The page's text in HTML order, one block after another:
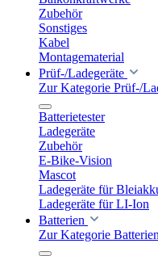
Zubehör
Sonstiges
Kabel
Montagematerial
Prüf-/Ladegeräte
Zur Kategorie Prüf-/
Batterietester
Ladegeräte
Zubehör
E-Bike-Vision
Mascot
Ladegeräte für
Ladegeräte für LI-Ion
Batterien
Zur Kategorie Batterien